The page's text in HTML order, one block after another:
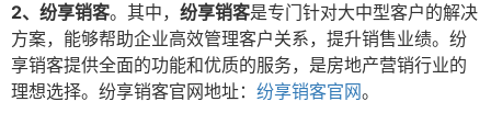
2、纷享销客。其中， 纷享销客是专门针对大中型客户的解决
方案，能够帮助企业高效管理客户关系，提升销售业绩。纷
享销客提供全面的功能和优质的服务，是房地产营销行业的
理想选择。纷享销客官网地址： 纷享销客官网。